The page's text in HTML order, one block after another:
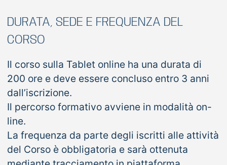
DURATA, SEDE E FREQUENZA DEL
CORSO
Il corso sulla Tablet online ha una durata di
200 ore e deve essere concluso entro 3 anni
dall’iscrizione.
Il percorso formativo avviene in modalità on-
line.
La frequenza da parte degli iscritti alle attività
del Corso è obbligatoria e sarà ottenuta